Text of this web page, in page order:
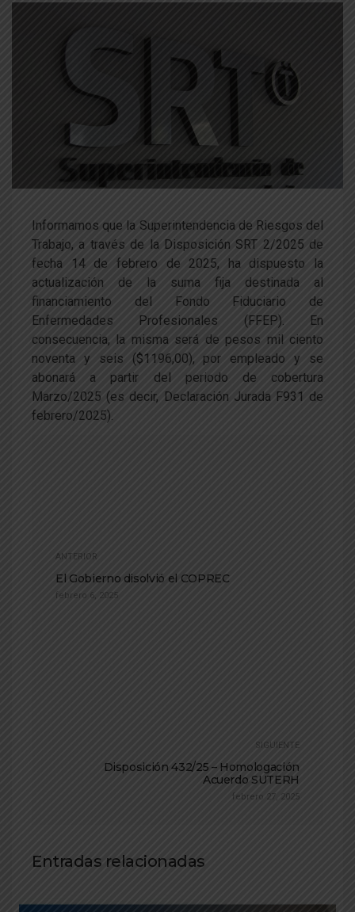
Informamos que la Superintendencia de Riesgos del
Trabajo, a través de la Disposición SRT 2/2025 de
fecha 14 de febrero de 2025, ha dispuesto la
actualización de la suma fija destinada al
financiamiento del Fondo Fiduciario de
Enfermedades Profesionales (FFEP). En
consecuencia, la misma será de pesos mil ciento
noventa y seis ($1196,00), por empleado y se
abonará a partir del periodo de cobertura
Marzo/2025 (es decir, Declaración Jurada F931 de
febrero/2025).
ANTERIOR
El Gobierno disolvió el COPREC
febrero 6, 2025
SIGUIENTE
Disposición 432/25 – Homologación
Acuerdo SUTERH
febrero 27, 2025
Entradas relacionadas